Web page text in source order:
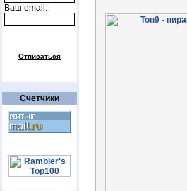
Ваш email:
Отписаться
Счетчики